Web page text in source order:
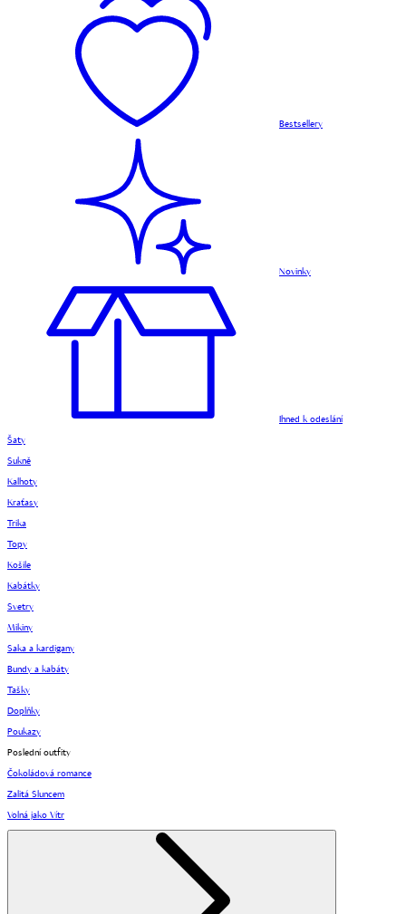
Bestsellery
Novinky
Ihned k odeslání
Šaty
Sukně
Kalhoty
Kraťasy
Trika
Topy
Košile
Kabátky
Svetry
Mikiny
Saka a kardigany
Bundy a kabáty
Tašky
Doplňky
Poukazy
Poslední outfity
Čokoládová romance
Zalitá Sluncem
Volná jako Vítr